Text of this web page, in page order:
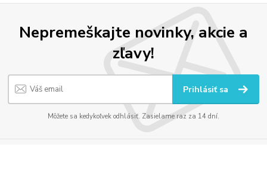
Nepremeškajte novinky, akcie a
zľavy!
Prihlásiť sa
Môžete sa kedykoľvek odhlásiť. Zasielame raz za 14 dní.